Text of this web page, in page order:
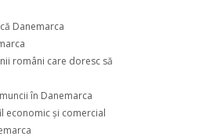
Danemarca
români care doresc să
în Danemarca
economic şi comercial